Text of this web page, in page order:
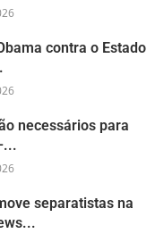
contra o Estado
necessários para
separatistas na